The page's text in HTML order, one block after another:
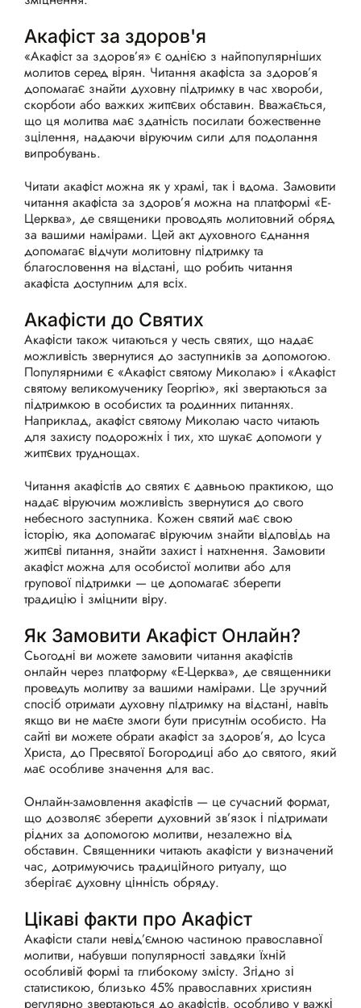
Акафіст за здоров'я
«Акафіст за здоров’я» є однією з найпопулярніших
молитов серед вірян. Читання акафіста за здоров’я
допомагає знайти духовну підтримку в час хвороби,
скорботи або важких життєвих обставин. Вважається,
що ця молитва має здатність посилати божественне
зцілення, надаючи віруючим сили для подолання
випробувань.
Читати акафіст можна як у храмі, так і вдома. Замовити
читання акафіста за здоров’я можна на платформі «Е-
Церква», де священики проводять молитовний обряд
за вашими намірами. Цей акт духовного єднання
допомагає відчути молитовну підтримку та
благословення на відстані, що робить читання
акафіста доступним для всіх.
Акафісти до Святих
Акафісти також читаються у честь святих, що надає
можливість звернутися до заступників за допомогою.
Популярними є «Акафіст святому Миколаю» і «Акафіст
святому великомученику Георгію», які звертаються за
підтримкою в особистих та родинних питаннях.
Наприклад, акафіст святому Миколаю часто читають
для захисту подорожніх і тих, хто шукає допомоги у
життєвих труднощах.
Читання акафістів до святих є давньою практикою, що
надає віруючим можливість звернутися до свого
небесного заступника. Кожен святий має свою
історію, яка допомагає віруючим знайти відповідь на
життєві питання, знайти захист і натхнення. Замовити
акафіст можна для особистої молитви або для
групової підтримки — це допомагає зберегти
традицію і зміцнити віру.
Як Замовити Акафіст Онлайн?
Сьогодні ви можете замовити читання акафістів
онлайн через платформу «Е-Церква», де священники
проведуть молитву за вашими намірами. Це зручний
спосіб отримати духовну підтримку на відстані, навіть
якщо ви не маєте змоги бути присутнім особисто. На
сайті ви можете обрати акафіст за здоров’я, до Ісуса
Христа, до Пресвятої Богородиці або до святого, який
має особливе значення для вас.
Онлайн-замовлення акафістів — це сучасний формат,
що дозволяє зберегти духовний зв’язок і підтримати
рідних за допомогою молитви, незалежно від
обставин. Священники читають акафісти у визначений
час, дотримуючись традиційного ритуалу, що
зберігає духовну цінність обряду.
Цікаві факти про Акафіст
Акафісти стали невід’ємною частиною православної
молитви, набувши популярності завдяки їхній
особливій формі та глибокому змісту. Згідно зі
статистикою, близько 45% православних християн
регулярно звертаються до акафістів, особливо у важкі